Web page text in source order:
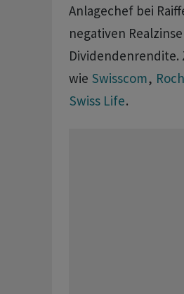
Anlagechef bei
negativen
wie Swisscom,
Swiss Life.